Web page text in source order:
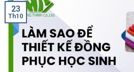
23
Th10